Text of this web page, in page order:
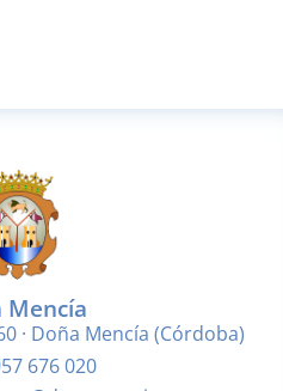
Mencía
· Doña Mencía (Córdoba)
676 020